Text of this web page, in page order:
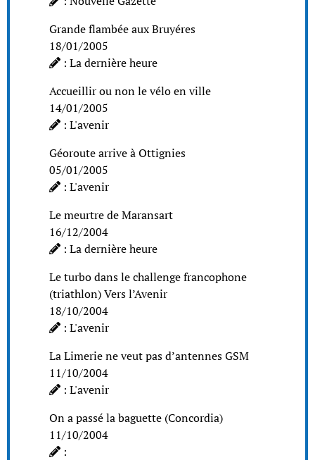
Grande flambée aux Bruyéres
18/01/2005
: La dernière heure
Accueillir ou non le vélo en ville
14/01/2005
: L'avenir
Géoroute arrive à Ottignies
05/01/2005
: L'avenir
Le meurtre de Maransart
16/12/2004
: La dernière heure
Le turbo dans le challenge francophone
(triathlon) Vers l’Avenir
18/10/2004
: L'avenir
La Limerie ne veut pas d’antennes GSM
11/10/2004
: L'avenir
On a passé la baguette (Concordia)
11/10/2004
: